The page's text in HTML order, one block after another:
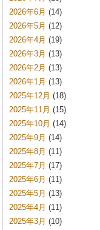
2026年6月 (14)
2026年5月 (12)
2026年4月 (19)
2026年3月 (13)
2026年2月 (13)
2026年1月 (13)
2025年12月 (18)
2025年11月 (15)
2025年10月 (14)
2025年9月 (14)
2025年8月 (11)
2025年7月 (17)
2025年6月 (11)
2025年5月 (13)
2025年4月 (11)
2025年3月 (10)